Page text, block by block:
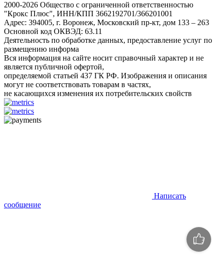
2000-2026 Общество с ограниченной ответственностью
"Крокс Плюс", ИНН/КПП 3662192701/366201001
Адрес: 394005, г. Воронеж, Московский пр-кт, дом 133 – 263
Основной код ОКВЭД: 63.11
Деятельность по обработке данных, предоставление услуг по
размещению информа
Вся информация на сайте носит справочный характер и не
является публичной офертой,
определяемой статьей 437 ГК РФ. Изображения и описания
могут не соответствовать товарам в частях,
не касающихся изменения их потребительских свойств
Написать
сообщение